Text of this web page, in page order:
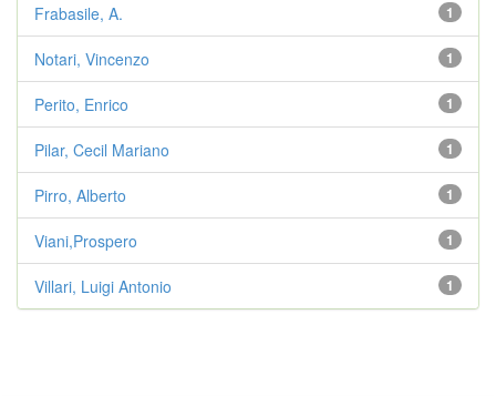
1
Frabasile, A.
1
Notari, Vincenzo
1
Perito, Enrico
1
Pilar, Cecil Mariano
1
Pirro, Alberto
1
Viani,Prospero
1
Villari, Luigi Antonio